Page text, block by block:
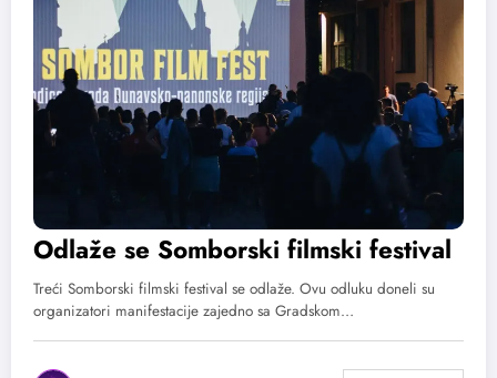
Odlaže se Somborski filmski festival
Treći Somborski filmski festival se odlaže. Ovu odluku doneli su
organizatori manifestacije zajedno sa Gradskom…